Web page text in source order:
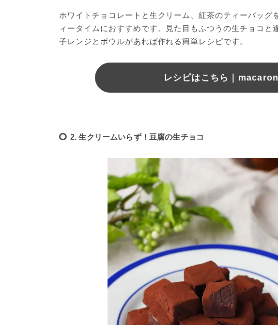
ホワイトチョコレートと生クリーム、紅茶のティーバッグ
ィータイムにおすすめです。見た目もふつうの生チョコと
子レンジとボウルがあれば作れる簡単レシピです。
レシピはこちら｜
2. 生クリームいらず！豆腐の生チョコ